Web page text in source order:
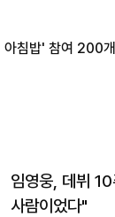
아침밥' 참여 200
임영웅, 데뷔
사람이었다"